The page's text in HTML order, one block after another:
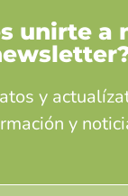
unirte a
y
y